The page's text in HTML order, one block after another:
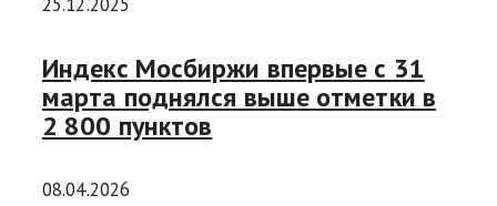
Индекс Мосбиржи впервые с 31
марта поднялся выше отметки в
2 800 пунктов
08.04.2026